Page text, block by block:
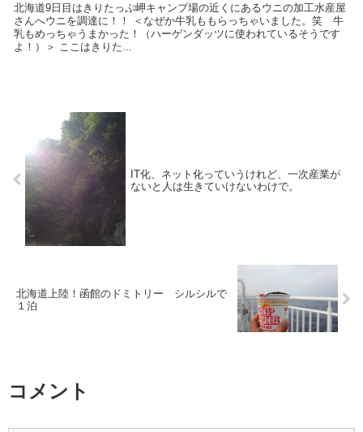
北海道9日目はきりたっぷ岬キャンプ場の近くにあるウニの加工水産屋
さんへウニを調達に！！ ＜なぜか牛乳ももらっちゃいました。笑 牛
乳もめっちゃうまかった！（ハーゲンダッツに使われているそうです
よ！）＞ ここはきりた...
IT化、ネット化っていうけれど、一次産業が
ないと人は生きていけないわけで。
北海道上陸！函館のドミトリー シルシルで
１泊
コメント